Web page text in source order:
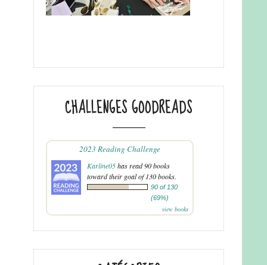
CHALLENGES GOODREADS
2023 Reading Challenge
Karline05has read 90 books
toward their goal of 130 books.
90 of 130
(69%)
view books